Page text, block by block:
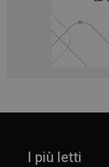
I più letti